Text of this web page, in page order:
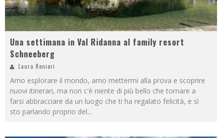
Una settimana in Val Ridanna al family resort
Schneeberg
Laura Renieri
Amo esplorare il mondo, amo mettermi alla prova e scoprire
nuovi itinerari, ma non c'è niente di più bello che tornare a
farsi abbracciare da un luogo che ti ha regalato felicità, e sì
sto parlando proprio del...